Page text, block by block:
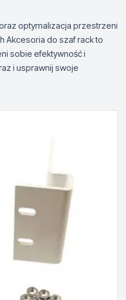
optymalizacja przestrzeni
Akcesoria do szaf rack to
sobie efektywność i
i usprawnij swoje